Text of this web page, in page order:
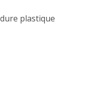
plastique